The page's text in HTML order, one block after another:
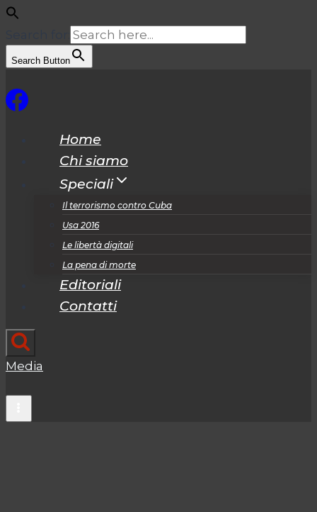
Search Button
al
Home
Chi siamo
Speciali
Il terrorismo contro Cuba
Usa 2016
Le libertà digitali
La pena di morte
Editoriali
Contatti
Media